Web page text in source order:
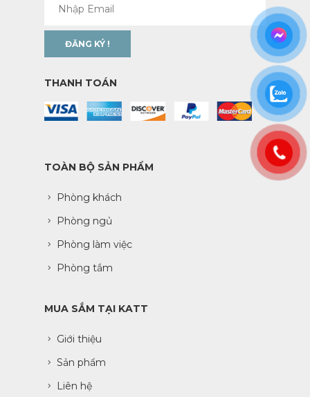
THANH TOÁN
TOÀN BỘ SẢN PHẨM
Phòng khách
Phòng ngủ
Phòng làm việc
Phòng tắm
MUA SẮM TẠI KATT
Giới thiệu
Sản phẩm
Liên hệ